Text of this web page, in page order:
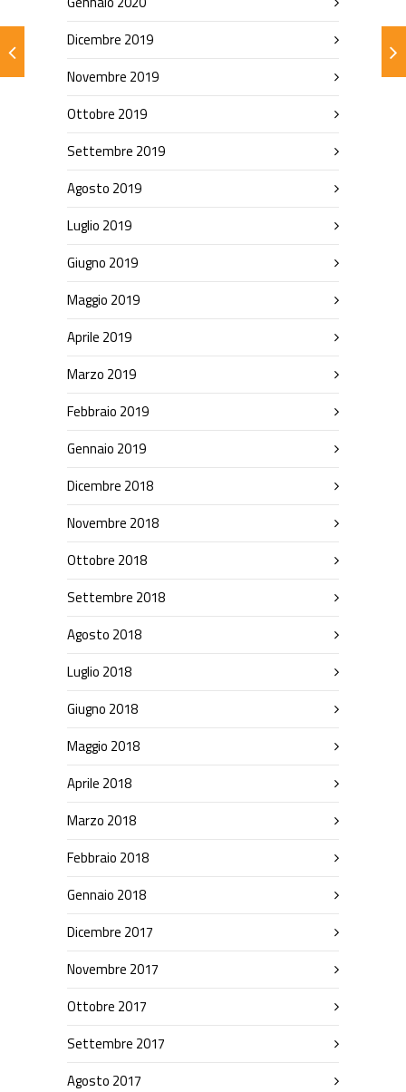
Dicembre 2019
Novembre 2019
Ottobre 2019
Settembre 2019
Agosto 2019
Luglio 2019
Giugno 2019
Maggio 2019
Aprile 2019
Marzo 2019
Febbraio 2019
Gennaio 2019
Dicembre 2018
Novembre 2018
Ottobre 2018
Settembre 2018
Agosto 2018
Luglio 2018
Giugno 2018
Maggio 2018
Aprile 2018
Marzo 2018
Febbraio 2018
Gennaio 2018
Dicembre 2017
Novembre 2017
Ottobre 2017
Settembre 2017
Agosto 2017